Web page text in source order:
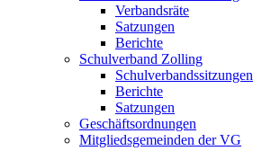
Verbandsräte
Satzungen
Berichte
Schulverband Zolling
Schulverbandssitzungen
Berichte
Satzungen
Geschäftsordnungen
Mitgliedsgemeinden der VG